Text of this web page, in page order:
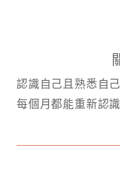
認識自己且熟悉自
每個月都能重新認